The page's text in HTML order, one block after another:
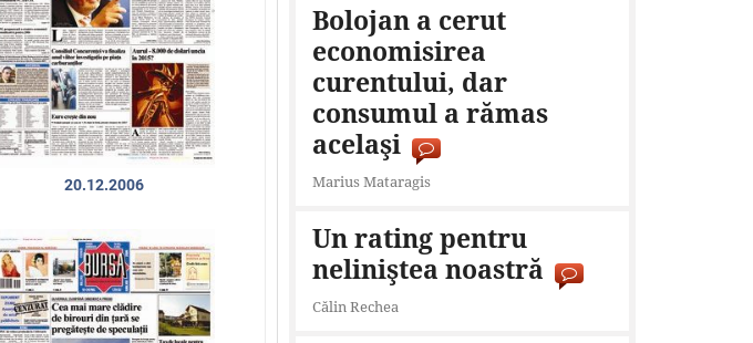
20.12.2006
Bolojan a cerut
economisirea
curentului, dar
consumul a rămas
acelaşi
Marius Mataragis
Un rating pentru
neliniştea noastră
Călin Rechea